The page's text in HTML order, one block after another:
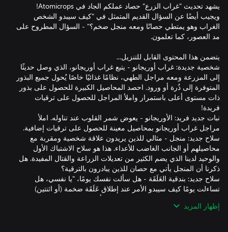
يشهد تحديث "غراب الزرع" حصاد عملكم الجاد في Atomicrops!
ويجيب أيضًا عن السؤال القديم المتمثل في "كيف سيبدو الشخص
الغراب وهو يمتطي حصانًا ومعه منجل ضخم؟" - السؤال المطروح على
شخصية جديدة: غراب أوريجانو - يتبع غراب أوريجانو، الذي وصل حديثًا
إلى المزرعة ومعه مراجل الطهي، نظامًا غذائيًا خاصًا يُحول جميع البذور
المتوفرة إلى ذُرة أو ورود. احصد المحاصيل الكبيرة للحصول على بذور
ذات مستوى أعلى باستمرار واملأ المراجل للحصول على ترقيات
نبات جديد فريد: الأوريجانو - يعوض شمر القلوب عند تناوله. املأ
سلاح جديد: منجل - مثالي للذين يريدون علاقة شخصية ومقربة مع
محاصيلهم أو الجانب الغاضب للأعداء. هذا هو سلاح الاشتباك الأول
والوحيد لدينا الذي يضم الكثير من تعديلات الزراعة والقتال المفيدة. هل
سلاح جديد: بندقية العَلَقَة - هل سألت نفسك يومًا، "يا نفسي، هل
تساءلت يومًا كيف سيبدو الأمر عند إطلاق عَلَقَة ضخمة (أو اثنتين)
كالرصاصة؟" لم تعد ثمة حاجة للتساؤل. وأيضًا، يا للقرف.
إظهار المزيد